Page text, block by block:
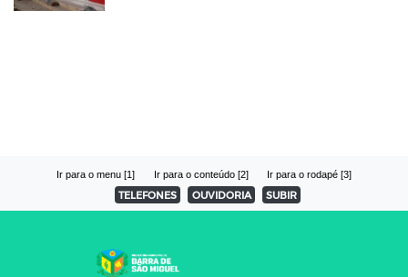
Ir para o menu [1] Ir para o conteúdo [2] Ir para o rodapé [3]
TELEFONES OUVIDORIA SUBIR